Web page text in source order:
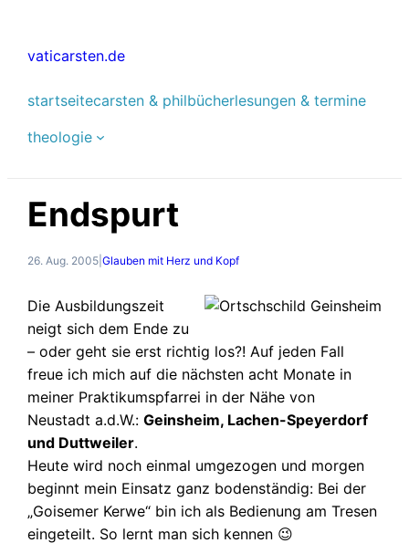
springen
vaticarsten.de
startseitecarsten & philbücherlesungen & termine
theologie
Endspurt
26. Aug. 2005 |Glauben mit Herz und Kopf
Die Ausbildungszeit
neigt sich dem Ende zu
– oder geht sie erst richtig los?! Auf jeden Fall
freue ich mich auf die nächsten acht Monate in
meiner Praktikumspfarrei in der Nähe von
Neustadt a.d.W.:Geinsheim, Lachen-Speyerdorf
und Duttweiler.
Heute wird noch einmal umgezogen und morgen
beginnt mein Einsatz ganz bodenständig: Bei der
„Goisemer Kerwe“ bin ich als Bedienung am Tresen
eingeteilt. So lernt man sich kennen 😉